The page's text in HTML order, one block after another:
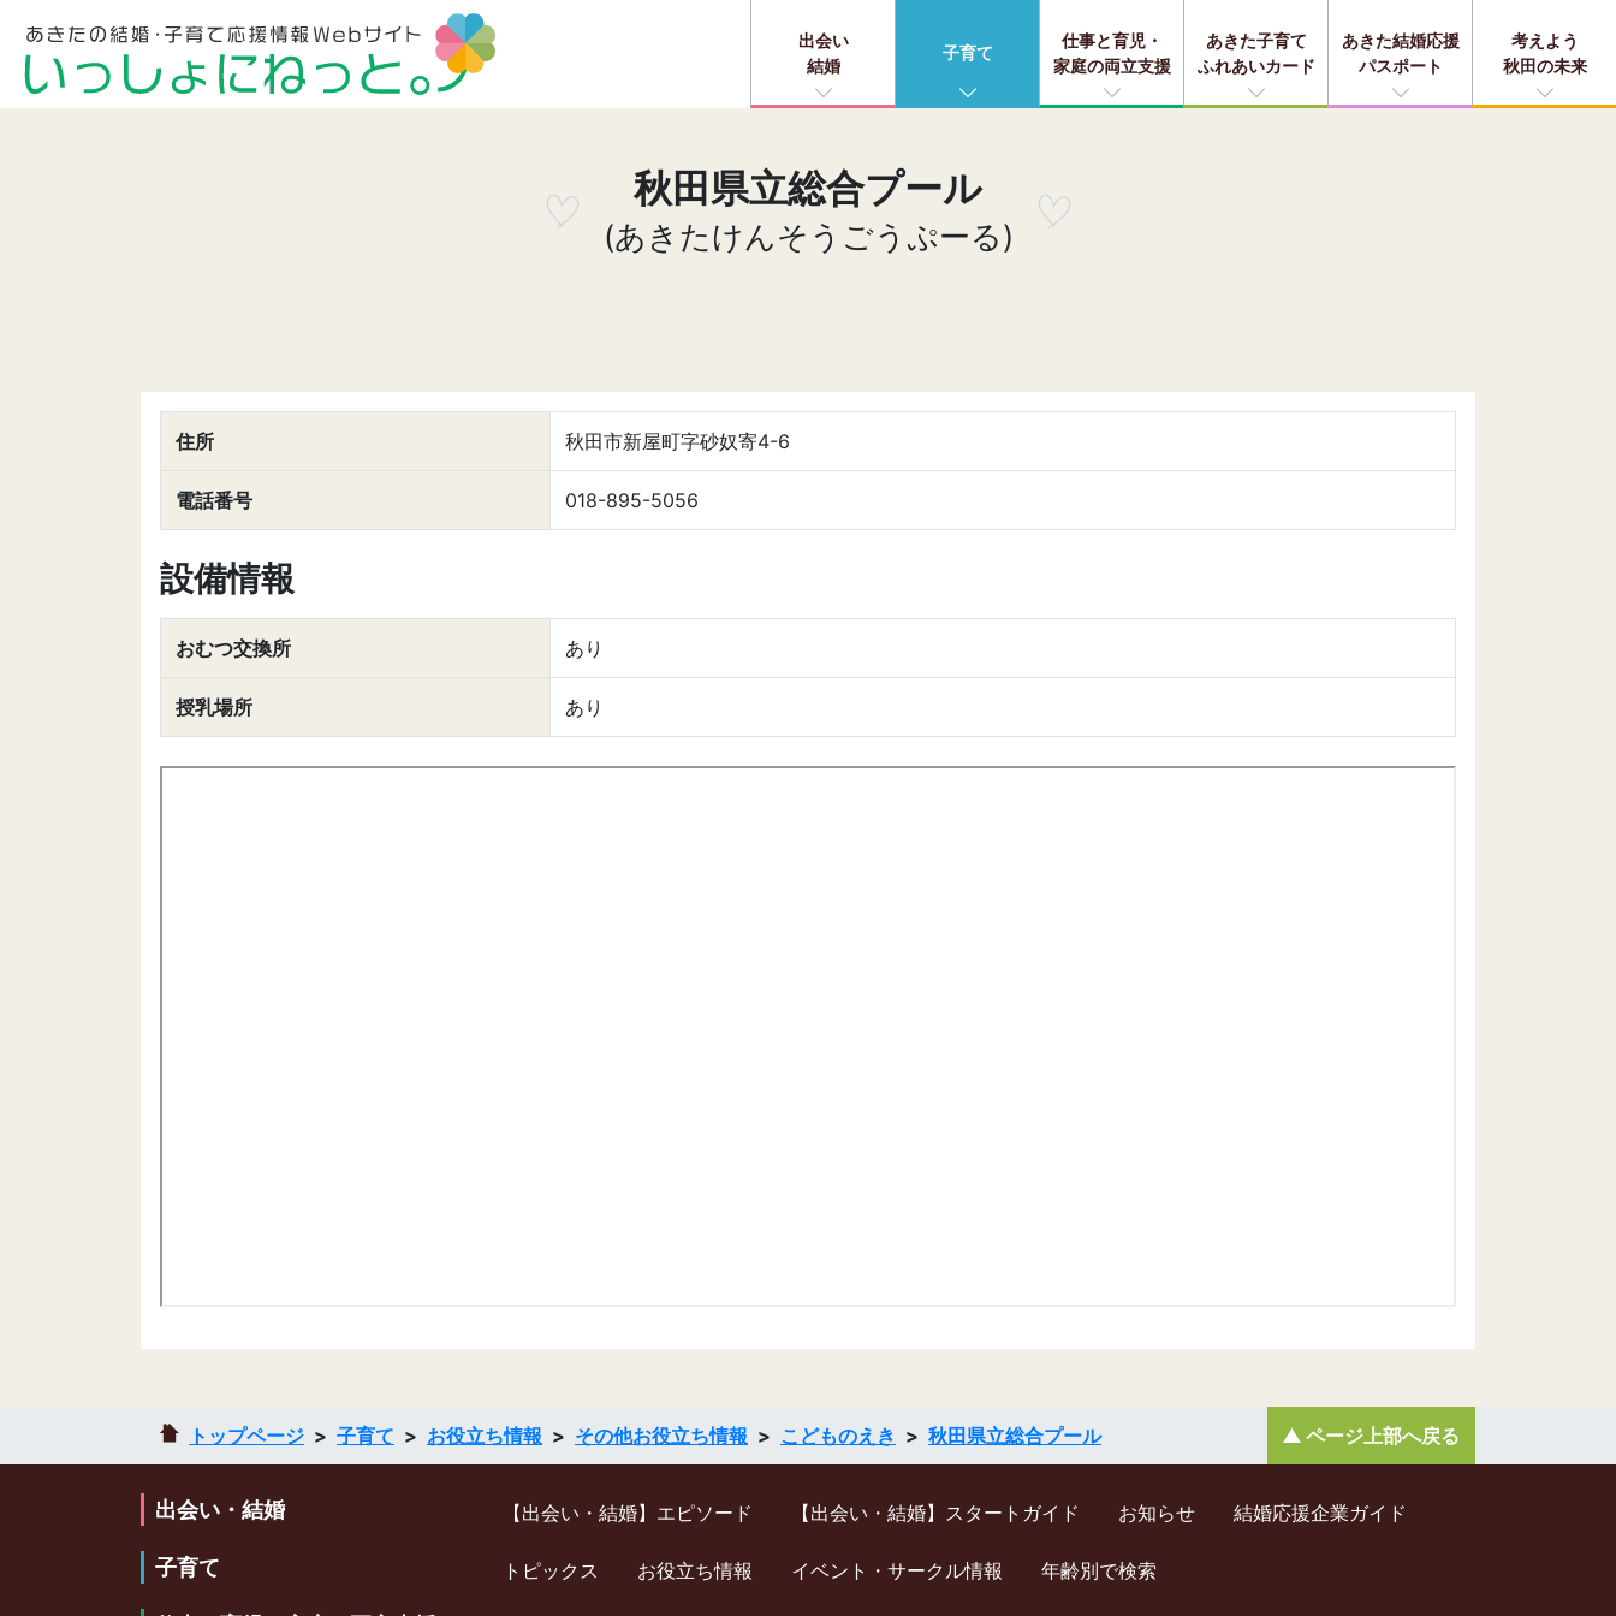
出会い
結婚
子育て
仕事と育児・
家庭の両立支援
あきた子育て
ふれあいカード
あきた結婚応援
パスポート
考えよう
秋田の未来
秋田県立総合プール
(あきたけんそうごうぷーる)
住所 秋田市新屋町字砂奴寄4-6
電話番号 018-895-5056
設備情報
おむつ交換所 あり
授乳場所 あり
トップページ 子育て お役立ち情報 その他お役立ち情報 こどものえき 秋田県立総合プール ページ上部へ戻る
出会い・結婚 【出会い・結婚】エピソード 【出会い・結婚】スタートガイド お知らせ 結婚応援企業ガイド
子育て トピックス お役立ち情報 イベント・サークル情報 年齢別で検索